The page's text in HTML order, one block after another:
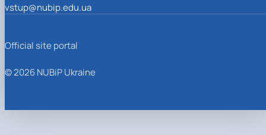
vstup@nubip.edu.ua
Official site portal
© 2026 NUBiP Ukraine